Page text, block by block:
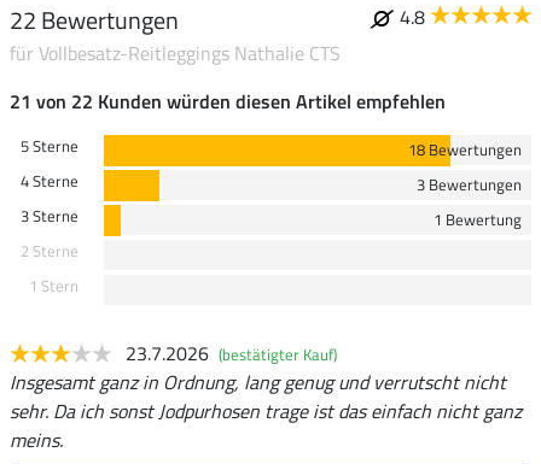
22 Bewertungen
4.8
für Vollbesatz-Reitleggings Nathalie CTS
21 von 22 Kunden würden diesen Artikel empfehlen
5 Sterne
18 Bewertungen
4 Sterne
3 Bewertungen
3 Sterne
1 Bewertung
2 Sterne
1 Stern
23.7.2026 (bestätigter Kauf)
Insgesamt ganz in Ordnung, lang genug und verrutscht nicht
sehr. Da ich sonst Jodpurhosen trage ist das einfach nicht ganz
meins.